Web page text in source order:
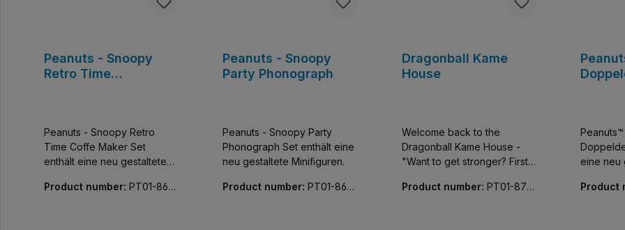
Peanuts - Snoopy
Retro Time
Peanuts - Snoopy Retro
Time Coffe Maker Set
enthält eine neu gestaltete
Product number: PT01-8691
Peanuts - Snoopy
Party Phonograph
Peanuts - Snoopy Party
Phonograph Set enthält eine
neu gestaltete Minifiguren.
Product number:PT01-8691
Dragonball Kame
House
Welcome back to the
Dragonball Kame House -
"Want to get stronger? First,
hundred times!" Vom Dach
Product number: PT01-870
Doppeldecker
eine neu
Product